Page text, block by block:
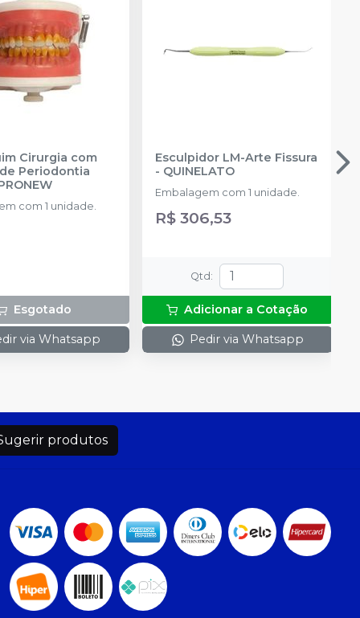
Cirurgia com
Periodontia
com 1 unidade.
Esgotado
via Whatsapp
Esculpidor LM-Arte Fissura
- QUINELATO
Embalagem com 1 unidade.
R$ 306,53
Qtd :
Adicionar a Cotação
Pedir via Whatsapp
produtos